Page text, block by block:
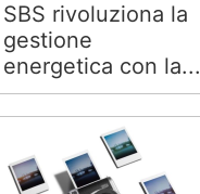
SBS rivoluziona la
gestione
energetica con la...